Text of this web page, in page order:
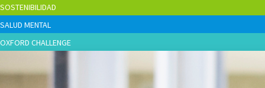
SOSTENIBILIDAD
SALUD MENTAL
OXFORD CHALLENGE